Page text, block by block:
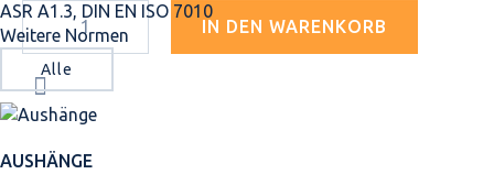
ASR A1.3, DIN EN ISO 7010
Weitere Normen
Alle
AUSHÄNGE
IN DEN WARENKORB